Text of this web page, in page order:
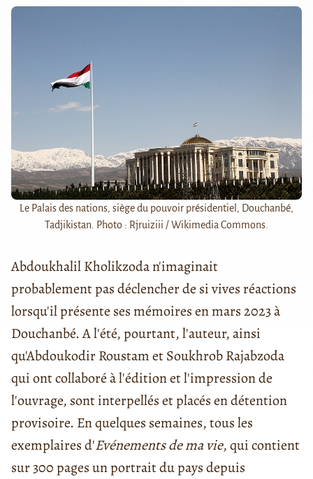
Le Palais des nations, siège du pouvoir présidentiel, Douchanbé,
Tadjikistan. Photo : Rjruiziii / Wikimedia Commons.
Abdoukhalil Kholikzoda n'imaginait
probablement pas déclencher de si vives réactions
lorsqu'il présente ses mémoires en mars 2023 à
Douchanbé. A l'été, pourtant, l'auteur, ainsi
qu'Abdoukodir Roustam et Soukhrob Rajabzoda
qui ont collaboré à l'édition et l'impression de
l'ouvrage, sont interpellés et placés en détention
provisoire. En quelques semaines, tous les
exemplaires d'Evénements de ma vie, qui contient
sur 300 pages un portrait du pays depuis